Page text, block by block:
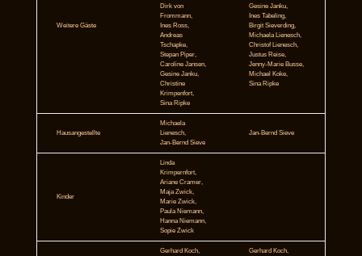
Weitere Gäste
Dirk von
Frommann,
Ines Ross,
Andreas
Tschapke,
Stepan Piper,
Caroline Jansen,
Gesine Janku,
Christine
Krimpenfort,
Sina Ripke
Gesine Janku,
Ines Tabeling,
Birgit Sieverding,
Michaela Lienesch,
Christof Lienesch,
Justus Reise,
Jenny-Marie Busse,
Michael Koke,
Sina Ripke
Hausangestellte
Michaela
Lienesch,
Jan-Bernd Sieve
Jan-Bernd Sieve
Kinder
Linda
Krimpernfort,
Ariane Cramer,
Maja Zwick,
Marie Zwick,
Paula Niemann,
Hanna Niemann,
Sopie Zwick
Gerhard Koch, Gerhard Koch,